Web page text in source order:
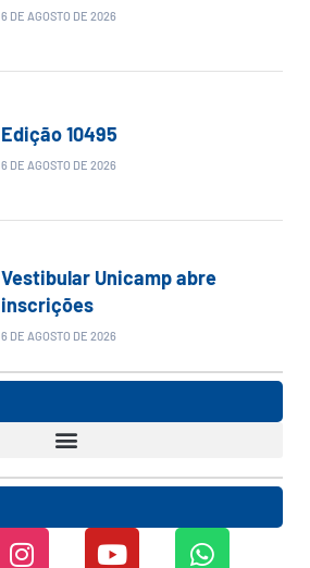
6 DE AGOSTO DE 2026
Edição 10495
6 DE AGOSTO DE 2026
Vestibular Unicamp abre
inscrições
6 DE AGOSTO DE 2026